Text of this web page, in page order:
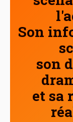
Son
son
et sa